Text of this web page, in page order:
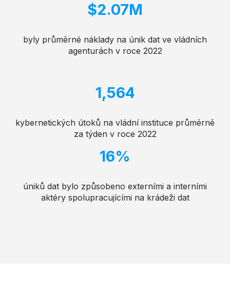
$2.07M
byly průměrné náklady na únik dat ve vládních
agenturách v roce 2022
1,564
kybernetických útoků na vládní instituce průměrně
za týden v roce 2022
16%
úniků dat bylo způsobeno externími a interními
aktéry spolupracujícími na krádeži dat